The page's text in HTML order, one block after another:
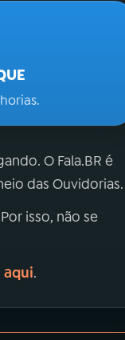
O Fala.BR é
das Ouvidorias.
isso, não se
aqui.